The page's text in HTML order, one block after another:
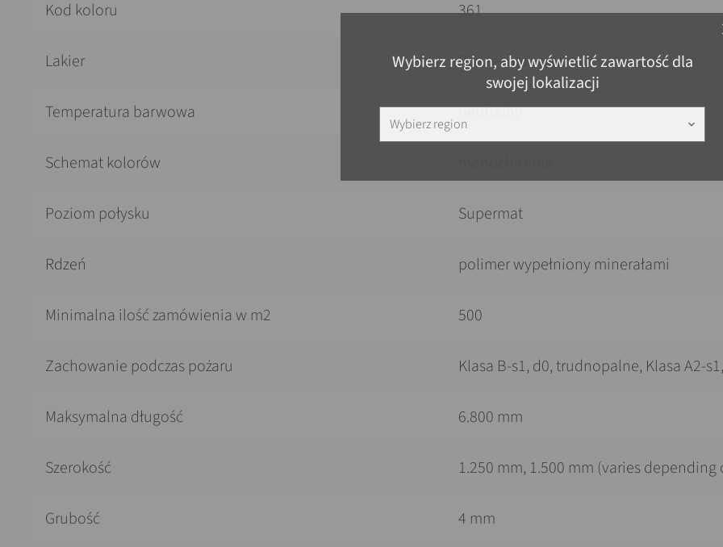
Wybierz region, aby wyświetlić zawartość dla
swojej lokalizacji
Wybierz region keyboard_arrow_down
Kod koloru 361
Lakier Powlekanie zwojów
Temperatura barwowa neutralny
Schemat kolorów
Poziom połysku Supermat
Rdzeń polimer wypełniony minerałami
Minimalna ilość zamówienia w m2 500
Zachowanie podczas pożaru Klasa B-s1, d0, trudnopalne, Klasa A2-
Maksymalna długość 6.800 mm
Szerokość 1.250 mm, 1.500 mm (varies depending
Grubość 4 mm